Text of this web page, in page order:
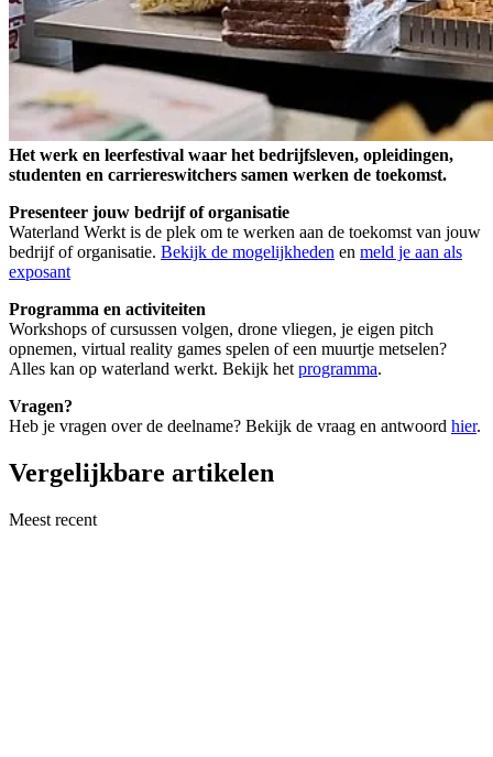
Het werk en leerfestival waar het bedrijfsleven, opleidingen,
studenten en carriereswitchers samen werken de toekomst.
Presenteer jouw bedrijf of organisatie
Waterland Werkt is de plek om te werken aan de toekomst van jouw
bedrijf of organisatie. Bekijk de mogelijkheden en meld je aan als
exposant
Programma en activiteiten
Workshops of cursussen volgen, drone vliegen, je eigen pitch
opnemen, virtual reality games spelen of een muurtje metselen?
Alles kan op waterland werkt. Bekijk het programma.
Vragen?
Heb je vragen over de deelname? Bekijk de vraag en antwoord hier.
Vergelijkbare artikelen
Meest recent